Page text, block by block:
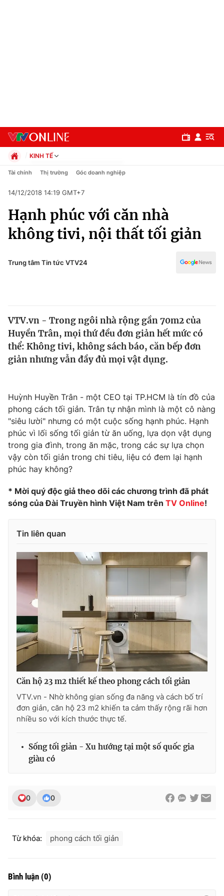
Chuyên mục
Chính trị
Thế giới
Tin tức
Câu chuyện quốc tế
Tài chính
Thị trường
Góc doanh nghiệp
Dữ liệu và đời sống
Truyền hình
Phim VTV
Hậu trường
Nhân vật
Khán giả
Giải sao mai
Giải trí
Âm nhạc
Đời sống
Du lịch
Làm đẹp
Tuyển sinh
Học trực tuyến
Hitech Công nghệ tương lai
Sản phẩm
Thị trường
Tư vấn
Giao lưu trực tuyến
Lịch phát sóng
Chuyên mục khác
Emagazine Podcast
Infographic
Video Shorts video
VTV Money VTV Thể thao
Thị trường 24h Tấm lòng Việt
VTV4 Vươn mình bằng AI
KINH TẾ
Chính trị
Pháp luật
Kinh tế
Thể thao
Truyền hình
Y tế
Tài chính Thị trường Góc doanh nghiệp
14/12/2018 14:19 GMT+7
Hạnh phúc với căn nhà
không tivi, nội thất tối giản
Trung tâm Tin tức VTV24
VTV.vn - Trong ngôi nhà rộng gần 70m2 của
Huyền Trân, mọi thứ đều đơn giản hết mức có
thể: Không tivi, không sách báo, căn bếp đơn
giản nhưng vẫn đầy đủ mọi vật dụng.
Huỳnh Huyền Trân - một CEO tại TP.HCM là tín đồ của
phong cách tối giản. Trân tự nhận mình là một cô nàng
"siêu lười" nhưng có một cuộc sống hạnh phúc. Hạnh
phúc vì lối sống tối giản từ ăn uống, lựa dọn vật dụng
trong gia đình, trong ăn mặc, trong các sự lựa chọn
vậy còn tối giản trong chi tiêu, liệu có đem lại hạnh
phúc hay không?
* Mời quý độc giả theo dõi các chương trình đã phát
sóng của Đài Truyền hình Việt Nam trên TV Online!
Tin liên quan
Căn hộ 23 m2 thiết kế theo phong cách tối giản
VTV.vn - Nhờ không gian sống đa năng và cách bố trí
đơn giản, căn hộ 23 m2 khiến ta cảm thấy rộng rãi hơn
nhiều so với kích thước thực tế.
Sống tối giản - Xu hướng tại một số quốc gia
giàu có
0 0
Từ khóa: phong cách tối giản
Bình luận (0)